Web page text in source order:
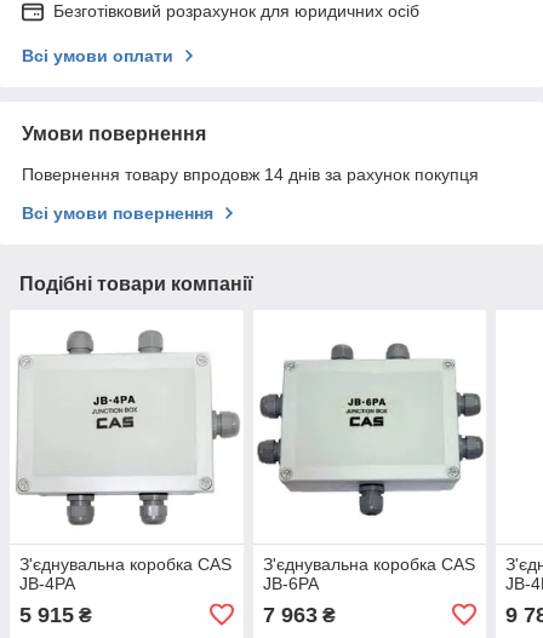
Безготівковий розрахунок для юридичних осіб
Всі умови оплати
Умови повернення
Повернення товару впродовж 14 днів за рахунок покупця
Всі умови повернення
Подібні товари компанії
З'єднувальна коробка CAS
JB-4PA
5 915 ₴
З'єднувальна коробка CAS
JB-6PA
7 963₴
JB-
9